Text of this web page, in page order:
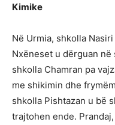
Kimike
Në Urmia, shkolla
Nxëneset u dërguan në
shkolla Chamran pa
me shikimin dhe
shkolla Pishtazan u bë
trajtohen ende.